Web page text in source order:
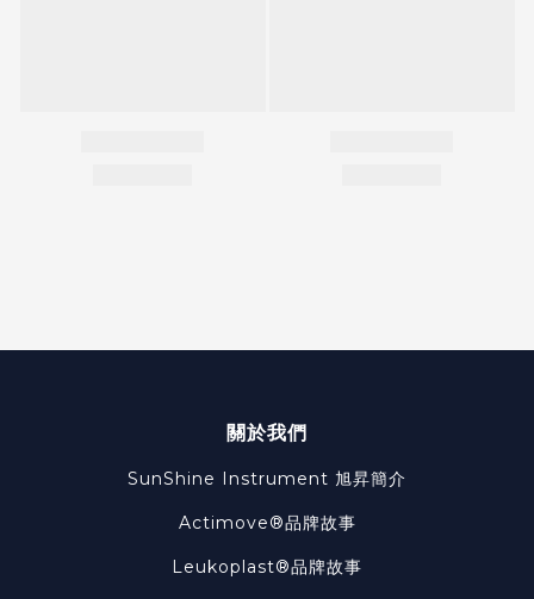
關於我們
SunShine Instrument 旭昇簡介
Actimove®品牌故事
Leukoplast®品牌故事